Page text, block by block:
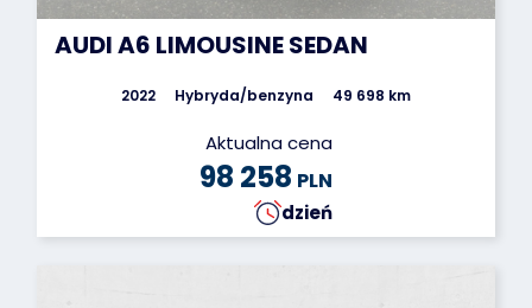
AUDI A6 LIMOUSINE SEDAN
2022 Hybryda/benzyna 49 698 km
Aktualna cena
98 258 PLN
dzień